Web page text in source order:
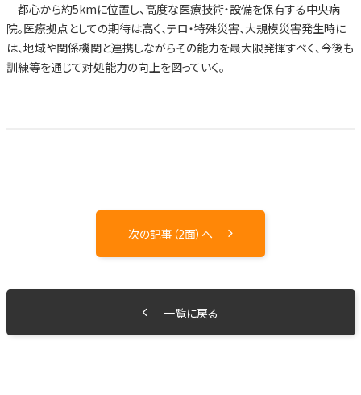
都心から約5kmに位置し、高度な医療技術・設備を保有する中央病
院。医療拠点としての期待は高く、テロ・特殊災害、大規模災害発生時に
は、地域や関係機関と連携しながらその能力を最大限発揮すべく、今後も
訓練等を通じて対処能力の向上を図っていく。
次の記事（2面）へ
一覧に戻る